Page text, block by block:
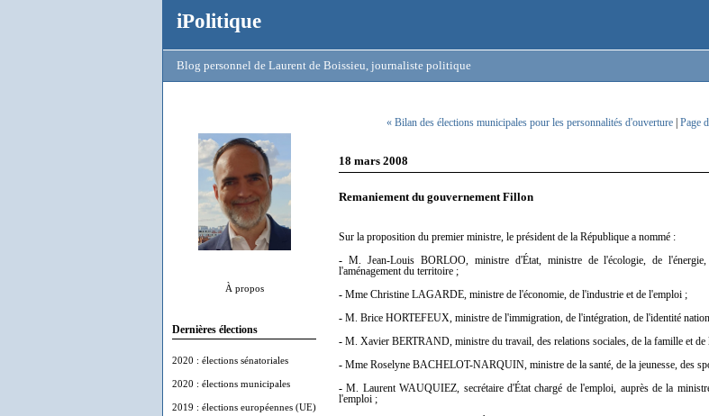
iPolitique
Blog personnel de Laurent de Boissieu, journaliste politique
À propos
Dernières élections
2020 : élections sénatoriales
2020 : élections municipales
2019 : élections européennes (UE)
« Bilan des élections municipales pour les personnalités d'ouverture Page
18 mars 2008
Remaniement du gouvernement Fillon
Sur la proposition du premier ministre, le président de la République a nommé :
- M. Jean-Louis BORLOO, ministre d'État, ministre de l'écologie, de
l'aménagement du territoire ;
- Mme Christine LAGARDE, ministre de l'économie, de l'industrie et de l'emploi ;
- M. Brice HORTEFEUX, ministre de l'immigration, de l'intégration, de l'identité
- M. Xavier BERTRAND, ministre du travail, des relations sociales, de la famille et de
- Mme Roselyne BACHELOT-NARQUIN, ministre de la santé, de la jeunesse, des
- M. Laurent WAUQUIEZ, secrétaire d'État chargé de l'emploi, auprès de la
l'emploi ;